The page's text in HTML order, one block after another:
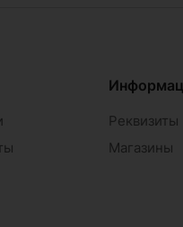
Реквизиты
Магазины